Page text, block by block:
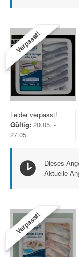
Verpasst!
Leider verpasst!
Gültig: 20.05. -
27.05.
Dieses
Aktuelle
Verpasst!